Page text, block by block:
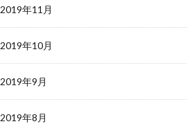
2019年11月
2019年10月
2019年9月
2019年8月